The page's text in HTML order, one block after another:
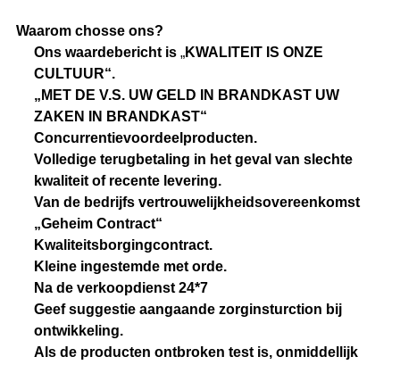
Waarom chosse ons?
Ons waardebericht is„KWALITEIT IS ONZE
CULTUUR“.
„MET DE V.S. UW GELD IN BRANDKAST UW
ZAKEN IN BRANDKAST“
Concurrentievoordeelproducten.
Volledige terugbetaling in het geval van slechte
kwaliteit of recente levering.
Van de bedrijfs vertrouwelijkheidsovereenkomst
„Geheim Contract“
Kwaliteitsborgingcontract.
Kleine ingestemde met orde.
Na de verkoopdienst 24*7
Geef suggestie aangaande zorginsturction bij
ontwikkeling.
Als de producten ontbroken test is, onmiddellijk